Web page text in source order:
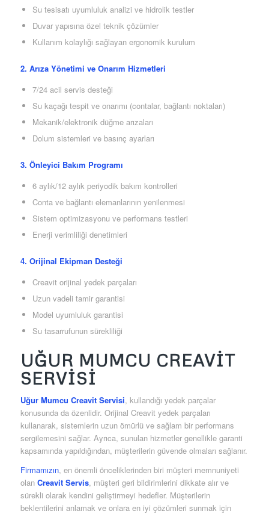
Su tesisatı uyumluluk analizi ve hidrolik testler
Duvar yapısına özel teknik çözümler
Kullanım kolaylığı sağlayan ergonomik kurulum
2. Arıza Yönetimi ve Onarım Hizmetleri
7/24 acil servis desteği
Su kaçağı tespit ve onarımı (contalar, bağlantı noktaları)
Mekanik/elektronik düğme arızaları
Dolum sistemleri ve basınç ayarları
3. Önleyici Bakım Programı
6 aylık/12 aylık periyodik bakım kontrolleri
Conta ve bağlantı elemanlarının yenilenmesi
Sistem optimizasyonu ve performans testleri
Enerji verimliliği denetimleri
4. Orijinal Ekipman Desteği
Creavit orijinal yedek parçaları
Uzun vadeli tamir garantisi
Model uyumluluk garantisi
Su tasarrufunun sürekliliği
UĞUR MUMCU CREAVIT
SERVISI
Uğur Mumcu Creavit Servisi, kullandığı yedek parçalar
konusunda da özenlidir. Orijinal Creavit yedek parçaları
kullanarak, sistemlerin uzun ömürlü ve sağlam bir performans
sergilemesini sağlar. Ayrıca, sunulan hizmetler genellikle garanti
kapsamında yapıldığından, müşterilerin güvende olmaları sağlanır.
Firmamızın, en önemli önceliklerinden biri müşteri memnuniyeti
olan Creavit Servis, müşteri geri bildirimlerini dikkate alır ve
sürekli olarak kendini geliştirmeyi hedefler. Müşterilerin
beklentilerini anlamak ve onlara en iyi çözümleri sunmak için